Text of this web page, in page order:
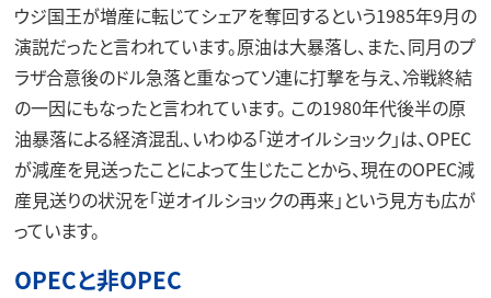
ウジ国王が増産に転じてシェアを奪回するという1985年9月の
演説だったと言われています。原油は大暴落し、また、同月のプ
ラザ合意後のドル急落と重なってソ連に打撃を与え、冷戦終結
の一因にもなったと言われています。 この1980年代後半の原
油暴落による経済混乱、いわゆる「逆オイルショック」は、OPEC
が減産を見送ったことによって生じたことから、現在のOPEC減
産見送りの状況を「逆オイルショックの再来」という見方も広が
っています。
OPECと非OPEC